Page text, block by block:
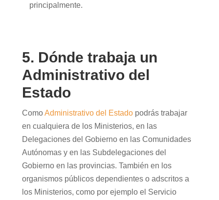
principalmente.
5. Dónde trabaja un
Administrativo del
Estado
ComoAdministrativo del Estadopodrás trabajar
en cualquiera de los Ministerios, en las
Delegaciones del Gobierno en las Comunidades
Autónomas y en las Subdelegaciones del
Gobierno en las provincias. También en los
organismos públicos dependientes o adscritos a
los Ministerios, como por ejemplo el Servicio